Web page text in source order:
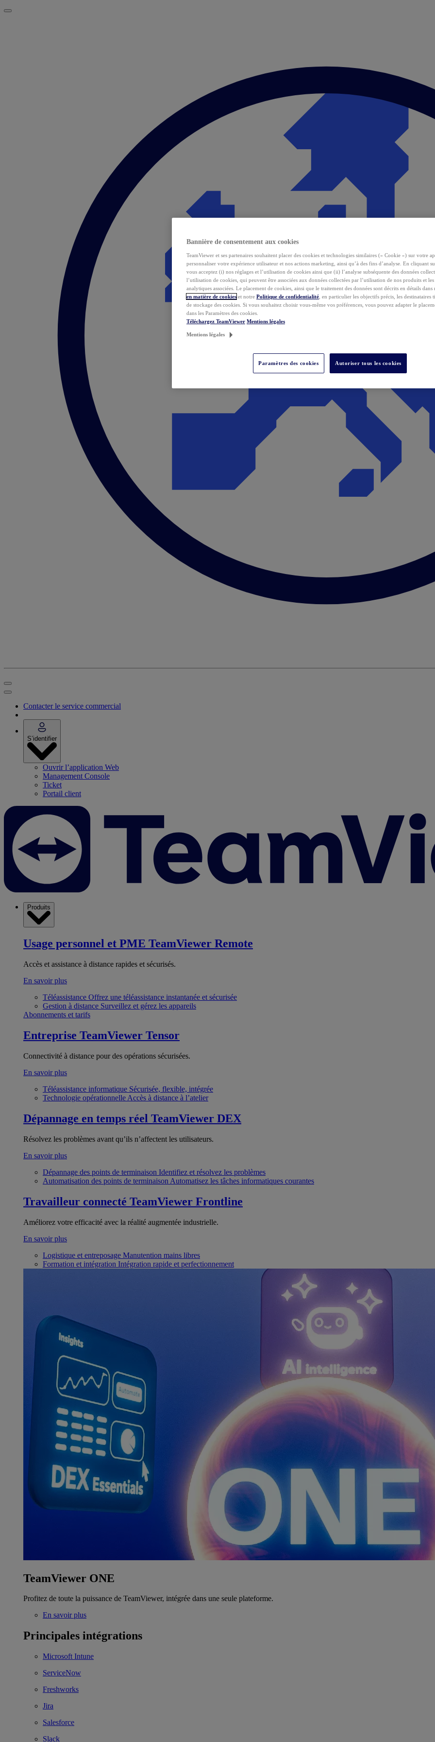
Contacter le service commercial
S’identifier
Ouvrir l’application Web
Management Console
Ticket
Portail client
Produits
Usage personnel et PME TeamViewer Remote
Accès et assistance à distance rapides et sécurisés.
En savoir plus
Téléassistance Offrez une téléassistance instantanée et sécurisée
Gestion à distance Surveillez et gérez les appareils
Abonnements et tarifs
Entreprise TeamViewer Tensor
Connectivité à distance pour des opérations sécurisées.
En savoir plus
Téléassistance informatique Sécurisée, flexible, intégrée
Technologie opérationnelle Accès à distance à l’atelier
Dépannage en temps réel TeamViewer DEX
Résolvez les problèmes avant qu’ils n’affectent les utilisateurs.
En savoir plus
Dépannage des points de terminaison Identifiez et résolvez les problèmes
Automatisation des points de terminaison Automatisez les tâches informatiques courantes
Travailleur connecté TeamViewer Frontline
Améliorez votre efficacité avec la réalité augmentée industrielle.
En savoir plus
Logistique et entreposage Manutention mains libres
Formation et intégration Intégration rapide et perfectionnement
TeamViewer ONE
Profitez de toute la puissance de TeamViewer, intégrée dans une seule plateforme.
En savoir plus
Principales intégrations
Microsoft Intune
ServiceNow
Freshworks
Jira
Salesforce
Slack
Bannière de consentement aux cookies
TeamViewer et ses partenaires souhaitent placer des cookies et technologies similaires (« Cookie ») sur votre
personnaliser votre expérience utilisateur et nos actions marketing, ainsi qu’à des fins d’analyse. En cliquant
vous acceptez (i) nos réglages et l’utilisation de cookies ainsi que (ii) l’analyse subséquente des données
l’utilisation de cookies, qui peuvent être associées aux données collectées par l’utilisation de nos produits et les
analytiques associées. Le placement de cookies, ainsi que le traitement des données sont décrits en détails
en matière de cookies et notre Politique de confidentialité , en particulier les objectifs précis, les destinataires
de stockage des cookies. Si vous souhaitez choisir vous-même vos préférences, vous pouvez adapter le
dans les Paramètres des cookies.
Téléchargez TeamViewer Mentions légales
Mentions légales
Paramètres des cookies Autoriser tous les cookies